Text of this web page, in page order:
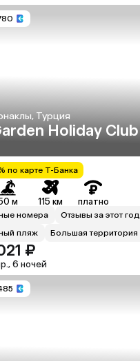
Турция
Holiday Club
по карте Т-Банка
м 115 км платно
номера
Отзывы за этот год
пляж
Большая территория
₽
6 ночей